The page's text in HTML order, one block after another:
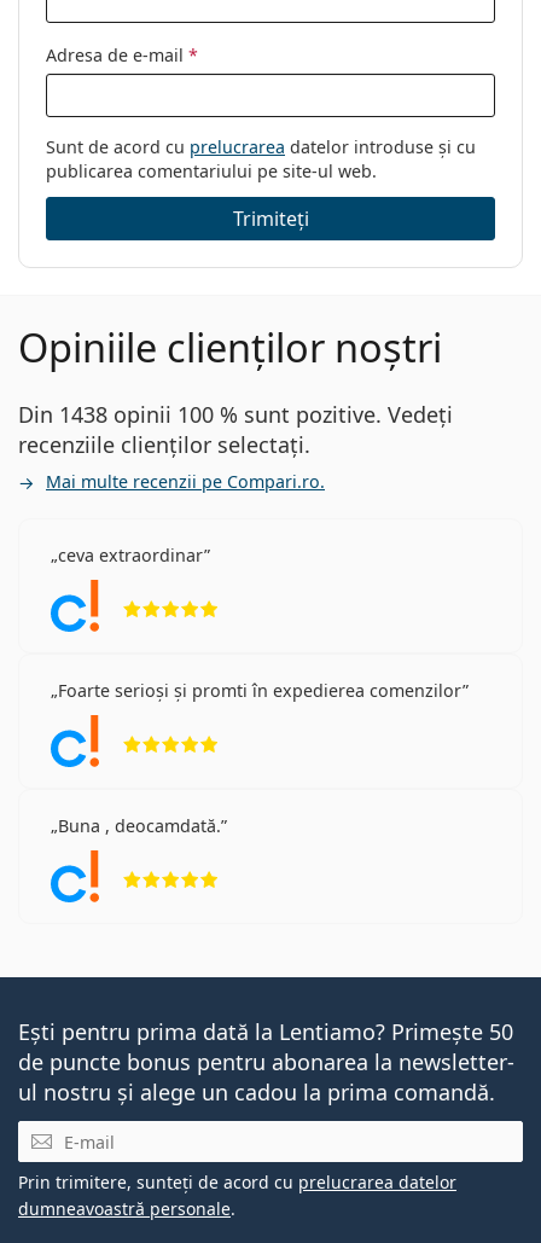
Adresa de e-mail *
Sunt de acord cu prelucrarea datelor introduse și cu
publicarea comentariului pe site-ul web.
Trimiteți
Opiniile clienților noștri
Din 1438 opinii 100 % sunt pozitive. Vedeți
recenziile clienților selectați.
Mai multe recenzii pe Compari.ro.
ceva extraordinar
Foarte serioși și promti în expedierea comenzilor
Buna , deocamdată.
Ești pentru prima dată la Lentiamo? Primește 50
de puncte bonus pentru abonarea la newsletter-
ul nostru și alege un cadou la prima comandă.
E-mail
Prin trimitere, sunteți de acord cu prelucrarea datelor
dumneavoastră personale.